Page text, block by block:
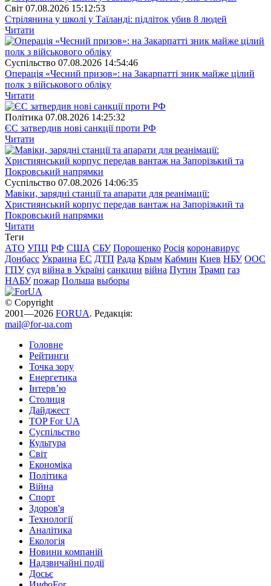
Свiт 07.08.2026 15:12:53
Стрілянина у школі у Таїланді: підліток убив 8 людей
Читати
Суспiльство 07.08.2026 14:54:46
Операція «Чесний призов»: на Закарпатті зник майже цілий
полк з військового обліку
Читати
Полiтика 07.08.2026 14:25:32
ЄС затвердив нові санкції проти РФ
Читати
Суспiльство 07.08.2026 14:06:35
Мавіки, зарядні станції та апарати для реанімації:
Християнський корпус передав вантаж на Запорізький та
Покровський напрямки
Читати
Теги
АТО УПЦ РФ США СБУ Порошенко Росія коронавирус
Донбасс Украина ЕС ДТП Рада Крым Кабмин Киев НБУ ООС
ГПУ суд війна в Україні санкции війна Путин Трамп газ
НАБУ пожар Польша выборы
© Copyright
2001—2026 FORUA. Редакція:
mail@for-ua.com
Головне
Рейтинги
Точка зору
Енергетика
Інтерв’ю
Столиця
Дайджест
TOP For UA
Суспiльство
Культура
Світ
Економіка
Політика
Війна
Спорт
Здоров'я
Технології
Аналітика
Екологія
Новини компаній
Надзвичайні події
Досьє